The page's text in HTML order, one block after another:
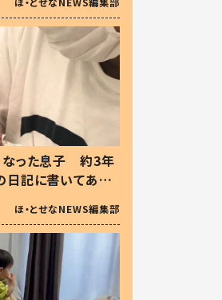
なった息子 約3年
日記に書いてあっ
ほ・とせなNEWS編集部